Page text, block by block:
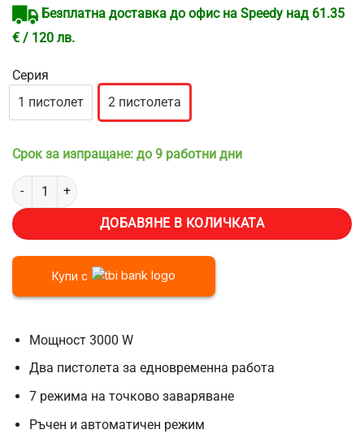
Безплатна доставка до офис на Speedy над 61.35
€ / 120 лв.
Серия
1 пистолет
2 пистолета
Срок за изпращане: до 9 работни дни
количество за Съпротивителен апарат с два пистолета Vevor
ДОБАВЯНЕ В КОЛИЧКАТА
Купи с
Мощност 3000 W
Два пистолета за едновременна работа
7 режима на точково заваряване
Ръчен и автоматичен режим